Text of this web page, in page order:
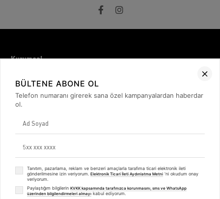
Kurumsal
İletişim
KVKK
ETK Bilgilendirme Metni
Müşteri İlişkileri
Müşteri Destek
Whatsapp Müşteri Destek
Üyelik Sözleşmesi
Mesafeli Satış Sözleşmesi
Ön Bilgilendirme Formu
BÜLTENE ABONE OL
Telefon numaranı girerek sana özel kampanyalardan haberdar
ol.
Tanıtım, pazarlama, reklam ve benzeri amaçlarla tarafıma ticari elektronik ileti
gönderilmesine izin veriyorum. Elektronik Ticari İleti Aydınlatma Metni 'ni okudum onay
veriyorum.
Paylaştığım bilgilerin KVKK kapsamında tarafınızca korunmasını, sms ve WhatsApp
üzerinden bilgilendirmeleri almayı kabul ediyorum.